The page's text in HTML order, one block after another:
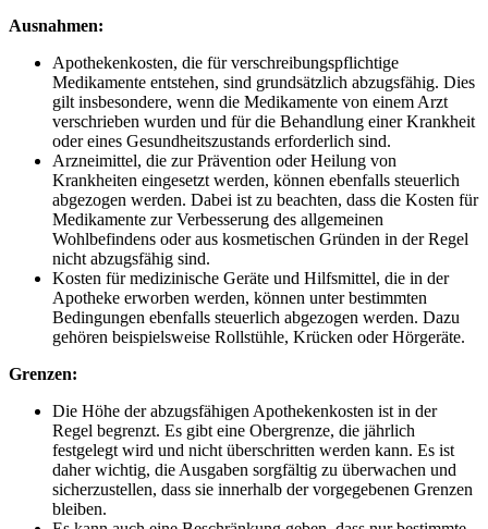
Ausnahmen:
Apothekenkosten, die für verschreibungspflichtige
Medikamente entstehen, sind ⁣grundsätzlich‍ abzugsfähig. Dies
gilt insbesondere, wenn die Medikamente von einem Arzt
verschrieben ​wurden und für die Behandlung einer Krankheit
oder eines Gesundheitszustands erforderlich sind.
Arzneimittel, die zur Prävention oder Heilung von
Krankheiten eingesetzt werden, können ebenfalls steuerlich
abgezogen werden. Dabei ist​ zu beachten, dass die Kosten ⁣für
Medikamente zur Verbesserung des allgemeinen
Wohlbefindens oder aus kosmetischen Gründen ⁤in der Regel
nicht abzugsfähig sind.
Kosten für medizinische Geräte und Hilfsmittel, die in der
Apotheke erworben werden, können unter bestimmten
Bedingungen ebenfalls steuerlich abgezogen werden. Dazu
gehören beispielsweise Rollstühle, Krücken ⁣oder Hörgeräte.
Grenzen:
Die Höhe ‌der abzugsfähigen Apothekenkosten ist in der
Regel begrenzt. Es gibt eine ‍Obergrenze, die jährlich‌
festgelegt wird und nicht überschritten werden kann. Es ist
daher ‌wichtig, die Ausgaben sorgfältig zu überwachen und
sicherzustellen, dass⁣ sie‌ innerhalb der vorgegebenen Grenzen
bleiben.